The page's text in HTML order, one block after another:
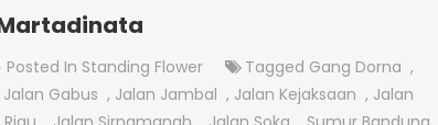
Posted In Standing Flower Tagged Gang Dorna ,
Jalan Gabus , Jalan Jambal , Jalan Kejaksaan , Jalan